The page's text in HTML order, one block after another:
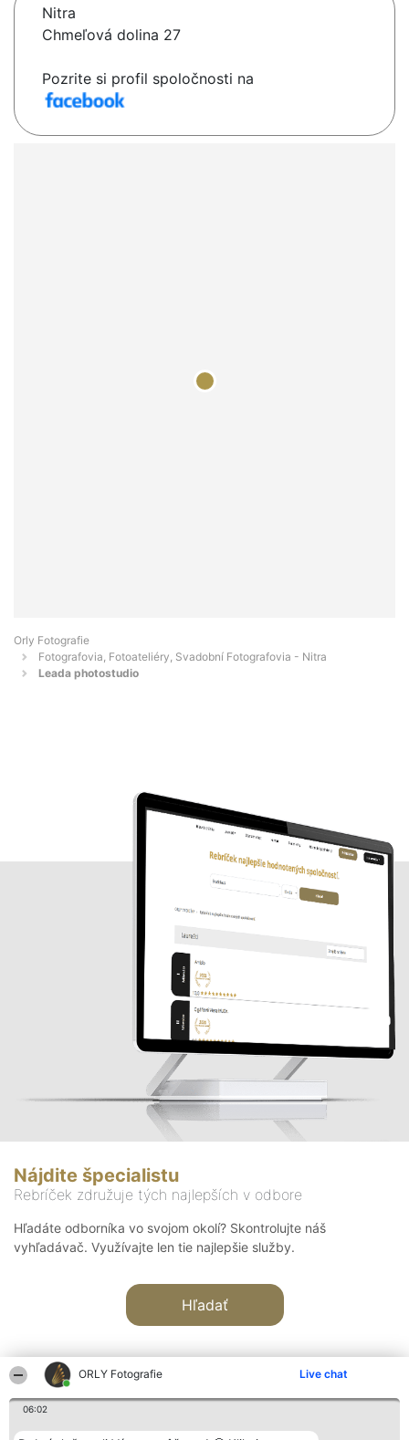
ORLY Fotografie Live chat
06:02
Nitra
Chmeľová dolina 27
Pozrite si profil spoločnosti na
Orly Fotografie
Fotografovia, Fotoateliéry, Svadobní Fotografovia - Nitra
Leada photostudio
Nájdite špecialistu
Rebríček združuje tých najlepších v odbore
Hľadáte odborníka vo svojom okolí? Skontrolujte náš
vyhľadávač. Využívajte len tie najlepšie služby.
Hľadať